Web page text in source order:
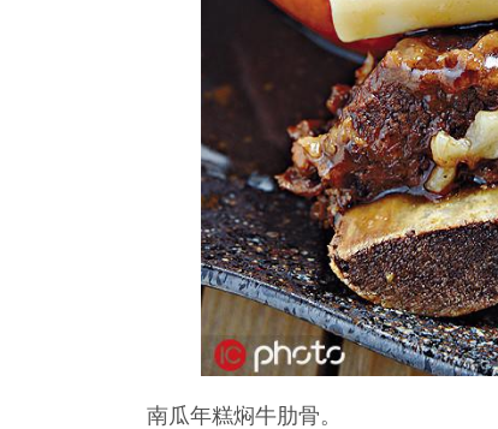
南瓜年糕焖牛肋骨。